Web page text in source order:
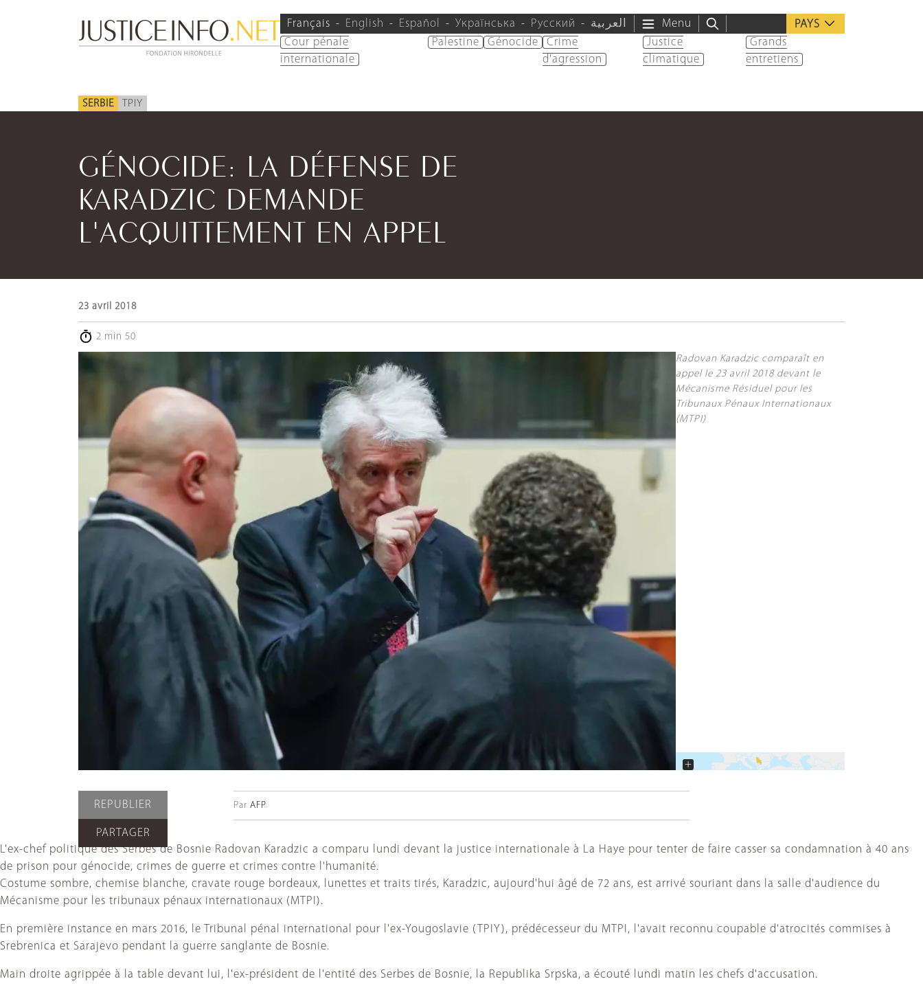
Français English Español Українська Русский العربية Menu
PAYS
Cour pénale
internationale
Palestine Génocide
Crime
d'agression
Justice
climatique
Grands
entretiens
SERBIE TPIY
GÉNOCIDE: LA DÉFENSE DE
KARADZIC DEMANDE
L'ACQUITTEMENT EN APPEL
23 avril 2018
2 min 50
Radovan Karadzic comparaît en
appel le 23 avril 2018 devant le
Mécanisme Résiduel pour les
Tribunaux Pénaux Internationaux
(MTPI)
+
REPUBLIER
PARTAGER
Par AFP
L'ex-chef politique des Serbes de Bosnie Radovan Karadzic a comparu lundi devant la justice internationale à La Haye pour tenter de faire casser sa condamnation à 40 ans
de prison pour génocide, crimes de guerre et crimes contre l'humanité.
Costume sombre, chemise blanche, cravate rouge bordeaux, lunettes et traits tirés, Karadzic, aujourd'hui âgé de 72 ans, est arrivé souriant dans la salle d'audience du
Mécanisme pour les tribunaux pénaux internationaux (MTPI).
En première instance en mars 2016, le Tribunal pénal international pour l'ex-Yougoslavie (TPIY), prédécesseur du MTPI, l'avait reconnu coupable d'atrocités commises à
Srebrenica et Sarajevo pendant la guerre sanglante de Bosnie.
Main droite agrippée à la table devant lui, l'ex-président de l'entité des Serbes de Bosnie, la Republika Srpska, a écouté lundi matin les chefs d'accusation.